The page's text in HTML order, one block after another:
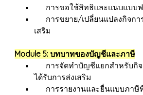
การขอใช้สิทธิและแนบแบบ
การขยาย/เปลี่ยนแปลงกิจกา
เสริม
Module 5: บทบาทของบัญชีและภาษี
การจัดทำบัญชีแยกสำหรับกิจ
ได้รับการส่งเสริม
การรายงานและยื่นแบบภาษีที่